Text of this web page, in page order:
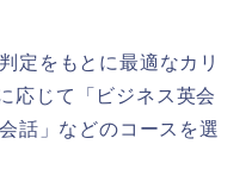
定をもとに最適なカリ
応じて「ビジネス英会
話」などのコースを選